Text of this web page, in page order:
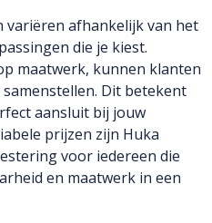
variëren afhankelijk van het
die je kiest.
maatwerk, kunnen klanten
Dit betekent
aansluit bij jouw
prijzen zijn Huka
voor iedereen die
en maatwerk in een